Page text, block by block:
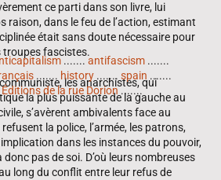
ce parti dans son livre, lui
raison, dans le feu de l’action, estimant
était sans doute nécessaire pour
troupes fascistes.
les anarchistes, qui
la plus puissante de la gauche au
s’avèrent ambivalents face au
la police, l’armée, les patrons,
dans les instances du pouvoir,
pas de soi. D’où leurs nombreuses
long du conflit entre leur refus de
....... antifascism .......
....... history ....... spain .......
Éditions de la rue Dorion.......